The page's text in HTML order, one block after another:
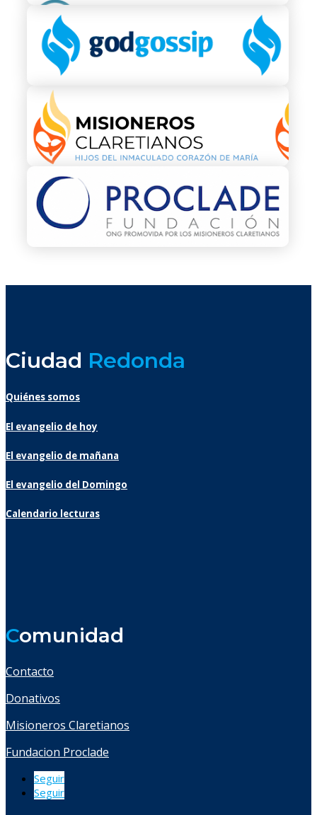
Ciudad Redonda
Quiénes somos
El evangelio de hoy
El evangelio de mañana
El evangelio del Domingo
Calendario lecturas
Comunidad
Contacto
Donativos
Misioneros Claretianos
Fundacion Proclade
Seguir
Seguir